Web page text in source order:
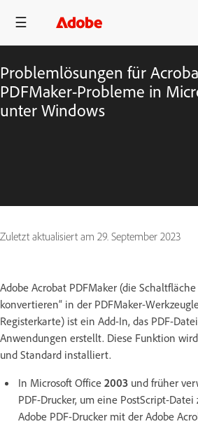
Problemlösungen für
PDFMaker-Probleme in
unter Windows
Zuletzt aktualisiert am 29. September 2023
Adobe Acrobat PDFMaker (die Schaltfläche
konvertieren“ in der PDFMaker-
Registerkarte) ist ein Add-In, das PDF-
Anwendungen erstellt. Diese Funktion
und Standard installiert.
In Microsoft Office 2003 und früher
PDF-Drucker, um eine PostScript-
Adobe PDF-Drucker mit der Adobe